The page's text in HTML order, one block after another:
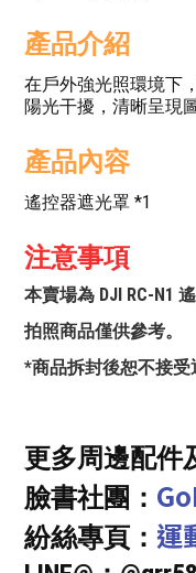
產品介紹
在戶外強光照環境下
陽光干擾，清晰呈現
產品內容
遙控器遮光罩 *1
注意事項
本賣場為 DJI RC-N1
拍照商品僅供參考。
*商品拆封後恕不接受
更多周邊配件
臉書社團：
紛絲專頁： 運